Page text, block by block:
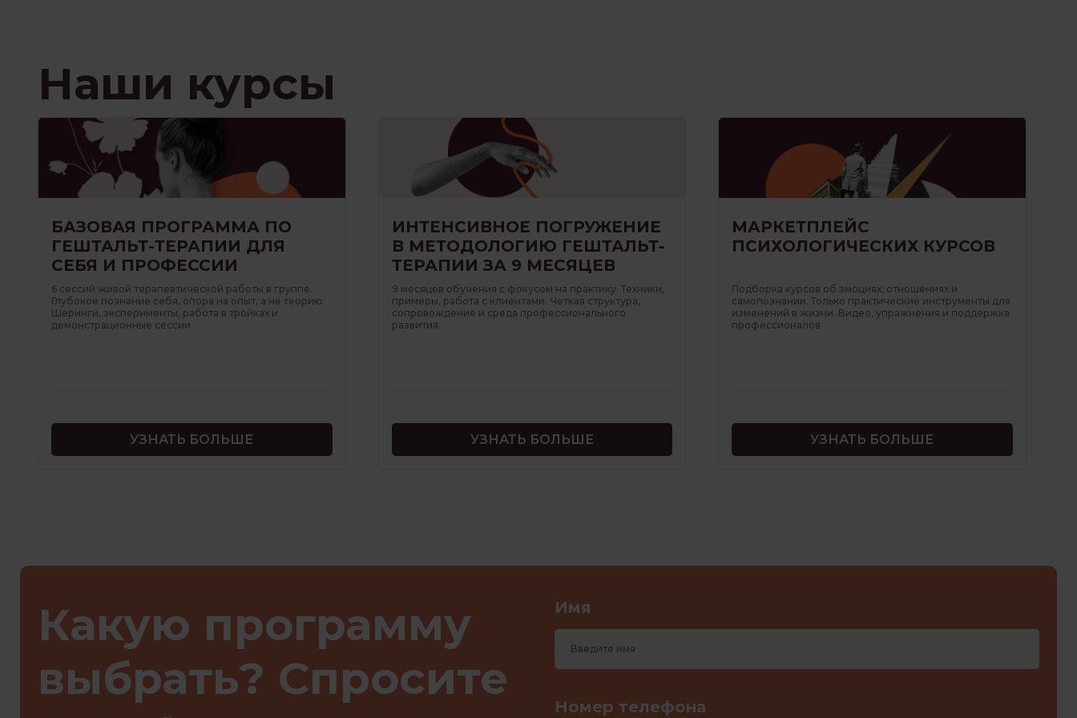
Наши курсы
БАЗОВАЯ ПРОГРАММА ПО
ГЕШТАЛЬТ-ТЕРАПИИ ДЛЯ
СЕБЯ И ПРОФЕССИИ
6 сессий живой терапевтической работы в группе.
Глубокое познание себя, опора на опыт, а не теорию.
Шеринги, эксперименты, работа в тройках и
демонстрационные сессии
УЗНАТЬ БОЛЬШЕ
ИНТЕНСИВНОЕ ПОГРУЖЕНИЕ
В МЕТОДОЛОГИЮ ГЕШТАЛЬТ-
ТЕРАПИИ ЗА 9 МЕСЯЦЕВ
9 месяцев обучения с фокусом на практику. Техники,
примеры, работа с клиентами. Четкая структура,
сопровождение и среда профессионального
развития.
УЗНАТЬ БОЛЬШЕ
МАРКЕТПЛЕЙС
ПСИХОЛОГИЧЕСКИХ КУРСОВ
Подборка курсов об эмоциях, отношениях и
самопознании. Только практические инструменты для
изменений в жизни. Видео, упражнения и поддержка
профессионалов
УЗНАТЬ БОЛЬШЕ
Какую программу
выбрать? Спросите
Имя
Номер телефона